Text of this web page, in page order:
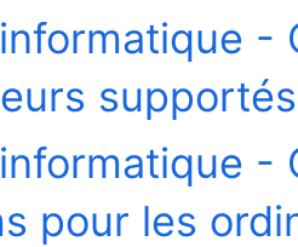
-
-
pour les